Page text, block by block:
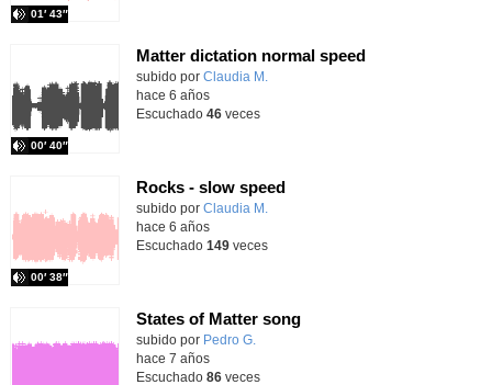
01′ 43″
Matter dictation normal speed
subido por Claudia M.
00′ 40″
hace 6 años
Escuchado 46veces
Rocks - slow speed
subido por Claudia M.
00′ 38″
hace 6 años
Escuchado 149veces
States of Matter song
subido por Pedro G.
hace 7 años
Escuchado 86veces